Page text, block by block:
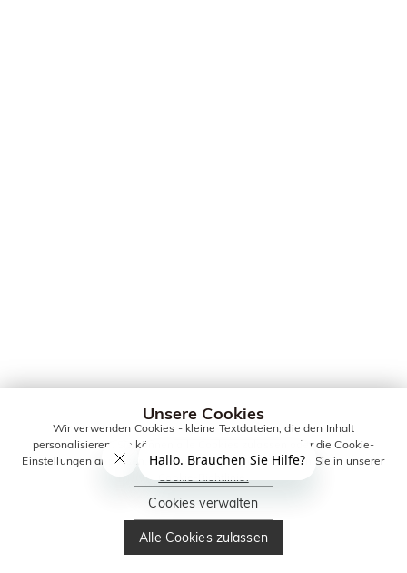
Unsere Cookies
Wir verwenden Cookies - kleine Textdateien, die den Inhalt
personalisieren. Sie können alle Cookies zulassen oder die Cookie-
Einstellungen anpassen. Weitere Informationen erhalten Sie in unserer
Cookie-Richtlinie.
Cookies verwalten
Alle Cookies zulassen